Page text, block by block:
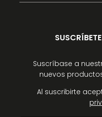
Suscríbase a
nuevos
Al suscribirte